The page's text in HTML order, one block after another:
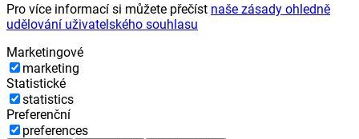
Pro více informací si můžete přečíst naše zásady ohledně
udělování uživatelského souhlasu
Marketingové
marketing
Statistické
statistics
Preferenční
preferences